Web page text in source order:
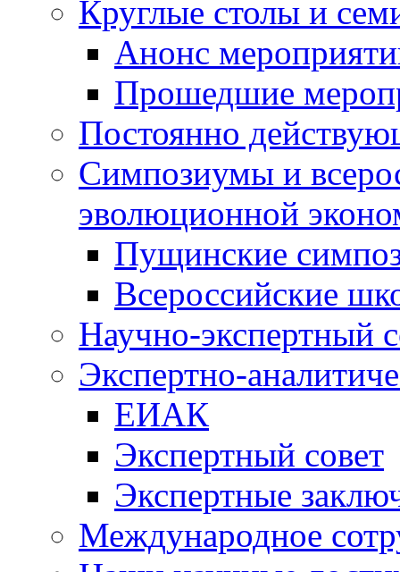
Круглые столы и
Анонс
Прошедшие
Постоянно
Симпозиумы и
эволюционной
Пущинские
Всероссийские
Научно-экспертный
Экспертно-
ЕИАК
Экспертный совет
Экспертные
Международное